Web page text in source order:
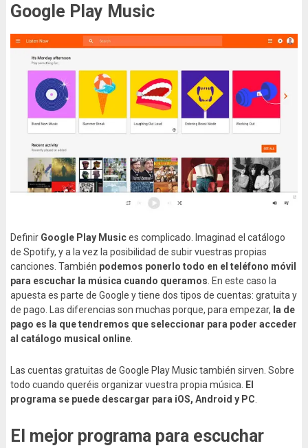
Google Play Music
Definir Google Play Musices complicado. Imaginad el catálogo
de Spotify, y a la vez la posibilidad de subir vuestras propias
canciones. También podemos ponerlo todo en el teléfono móvil
para escuchar la música cuando queramos . En este caso la
apuesta es parte de Google y tiene dos tipos de cuentas: gratuita y
de pago. Las diferencias son muchas porque, para empezar, la de
pago es la que tendremos que seleccionar para poder acceder
al catálogo musical online.
Las cuentas gratuitas de Google Play Music también sirven. Sobre
todo cuando queréis organizar vuestra propia música.
El
programa se puede descargar para iOS, Android y PC
El mejor programa para escuchar